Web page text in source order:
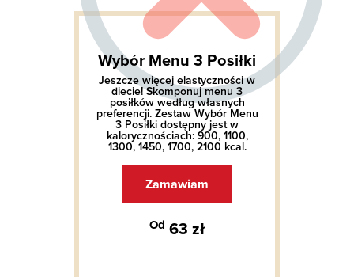
Wybór Menu 3 Posiłki
Jeszcze więcej elastyczności w
diecie! Skomponuj menu 3
posiłków według własnych
preferencji. Zestaw Wybór Menu
3 Posiłki dostępny jest w
kalorycznościach: 900, 1100,
1300, 1450, 1700, 2100 kcal.
Zamawiam
Od 63 zł